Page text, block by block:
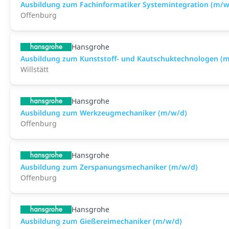
Ausbildung zum Fachinformatiker Systemintegration (m/
Offenburg
Hansgrohe
Ausbildung zum Kunststoff- und Kautschuktechnologen
Willstätt
Hansgrohe
Ausbildung zum Werkzeugmechaniker (m/w/d)
Offenburg
Hansgrohe
Ausbildung zum Zerspanungsmechaniker (m/w/d)
Offenburg
Hansgrohe
Ausbildung zum Gießereimechaniker (m/w/d)